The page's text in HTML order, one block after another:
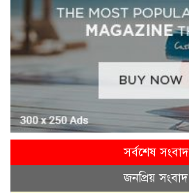
সর্বশেষ সংবাদ
জনপ্রিয় সংবাদ